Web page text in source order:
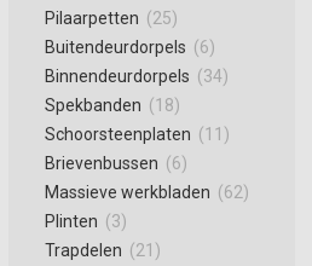
Pilaarpetten (25)
Buitendeurdorpels (6)
Binnendeurdorpels (34)
Spekbanden (18)
Schoorsteenplaten (11)
Brievenbussen (6)
Massieve werkbladen (62)
Plinten (3)
Trapdelen (21)